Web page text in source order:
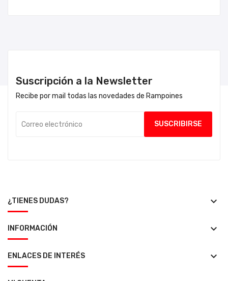
Suscripción a la Newsletter
Recibe por mail todas las novedades de Rampoines
¿TIENES DUDAS? keyboard_arrow_down
INFORMACIÓN keyboard_arrow_down
ENLACES DE INTERÉS keyboard_arrow_down